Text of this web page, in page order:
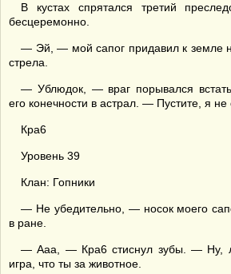
В кустах спрятался третий
бесцеремонно.
— Эй, — мой сапог придавил к земле
стрела.
— Ублюдок, — враг порывался
его конечности в астрал. — Пустите, я не
Кра6
Уровень 39
Клан: Гопники
— Не убедительно, — носок моего
в ране.
— Ааа, — Кра6 стиснул зубы. — Ну,
игра, что ты за животное.